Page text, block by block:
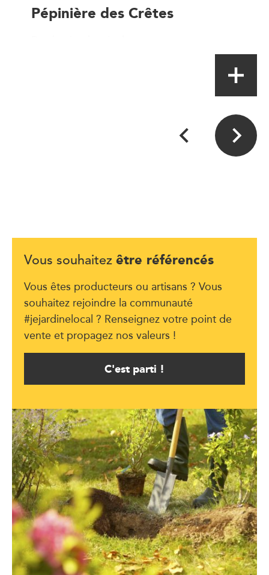
Pépinière des Crêtes
Vous souhaitez être référencés
Vous êtes producteurs ou artisans ? Vous
souhaitez rejoindre la communauté
#jejardinelocal ? Renseignez votre point de
vente et propagez nos valeurs !
C'est parti !